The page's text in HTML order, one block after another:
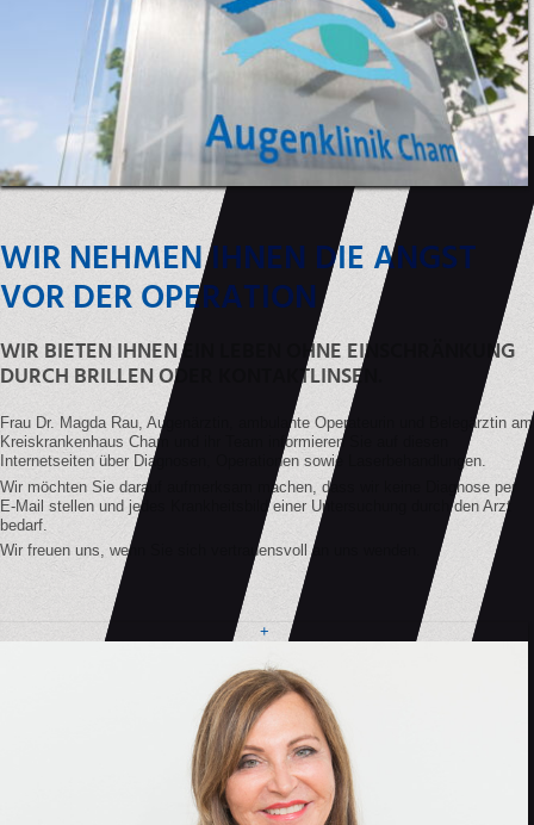
WIR NEHMEN IHNEN DIE ANGST
VOR DER OPERATION
WIR BIETEN IHNEN EIN LEBEN OHNE EINSCHRÄNKUNG
DURCH BRILLEN ODER KONTAKTLINSEN.
Frau Dr. Magda Rau, Augenärztin, ambulante Operateurin und Belegärztin am
Kreiskrankenhaus Cham und ihr Team informieren Sie auf diesen
Internetseiten über Diagnosen, Operationen sowie Laserbehandlungen.
Wir möchten Sie darauf aufmerksam machen, dass wir keine Diagnose per
E-Mail stellen und jedes Krankheitsbild einer Untersuchung durch den Arzt
bedarf.
Wir freuen uns, wenn Sie sich vertrauensvoll an uns wenden.
+